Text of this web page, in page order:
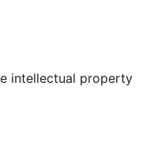
YouTube
de Tumblr
intellectual property